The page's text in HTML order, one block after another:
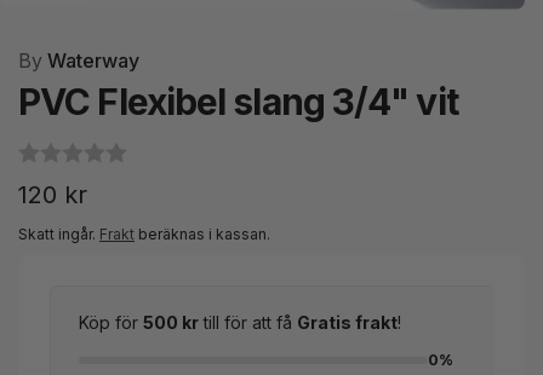
By Waterway
PVC Flexibel slang 3/4" vit
Ordinarie
pris
120 kr
Skatt ingår. Frakt beräknas i kassan.
Köp för 500 krtill för att få Gratis frakt!
0%